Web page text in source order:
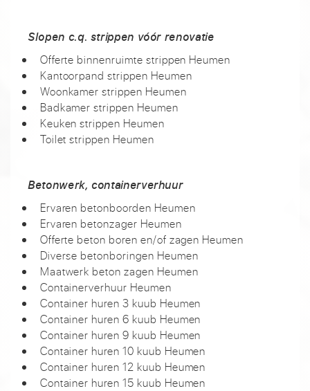
Slopen c.q. strippen vóór renovatie
Offerte binnenruimte strippen Heumen
Kantoorpand strippen Heumen
Woonkamer strippen Heumen
Badkamer strippen Heumen
Keuken strippen Heumen
Toilet strippen Heumen
Betonwerk, containerverhuur
Ervaren betonboorden Heumen
Ervaren betonzager Heumen
Offerte beton boren en/of zagen Heumen
Diverse betonboringen Heumen
Maatwerk beton zagen Heumen
Containerverhuur Heumen
Container huren 3 kuub Heumen
Container huren 6 kuub Heumen
Container huren 9 kuub Heumen
Container huren 10 kuub Heumen
Container huren 12 kuub Heumen
Container huren 15 kuub Heumen